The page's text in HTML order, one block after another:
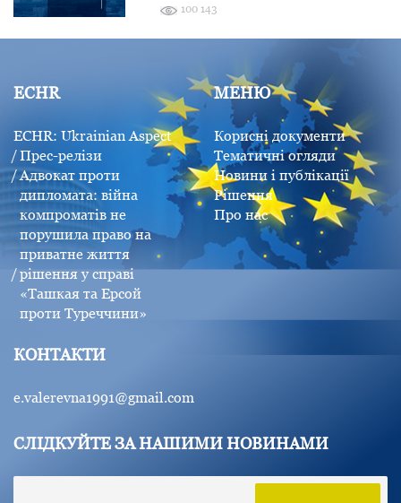
100 143
ECHR
ECHR: Ukrainian Aspect
Прес-релізи
Адвокат проти
дипломата: війна
компроматів не
порушила право на
приватне життя
рішення у справі
«Taшкая та Eрсой
проти Туреччини»
МЕНЮ
Корисні документи
Тематичні огляди
Новини і публікації
Рішення
Про нас
КОНТАКТИ
e.valerevna1991@gmail.com
СЛІДКУЙТЕ ЗА НАШИМИ НОВИНАМИ